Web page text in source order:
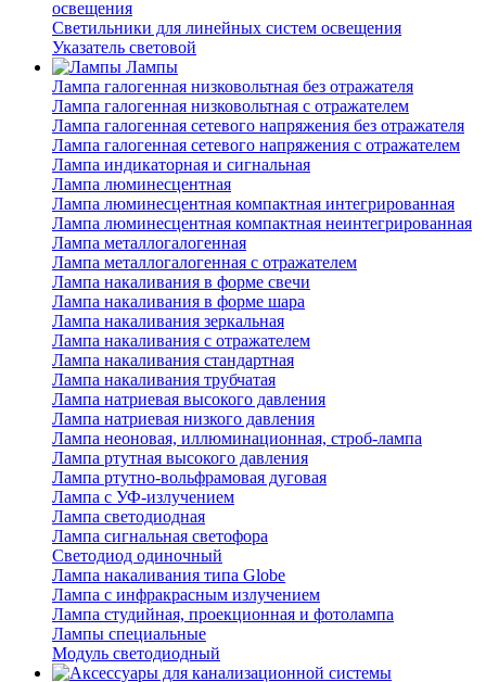
освещения
Светильники для линейных систем освещения
Указатель световой
Лампы
Лампа галогенная низковольтная без отражателя
Лампа галогенная низковольтная с отражателем
Лампа галогенная сетевого напряжения без отражателя
Лампа галогенная сетевого напряжения с отражателем
Лампа индикаторная и сигнальная
Лампа люминесцентная
Лампа люминесцентная компактная интегрированная
Лампа люминесцентная компактная неинтегрированная
Лампа металлогалогенная
Лампа металлогалогенная с отражателем
Лампа накаливания в форме свечи
Лампа накаливания в форме шара
Лампа накаливания зеркальная
Лампа накаливания с отражателем
Лампа накаливания стандартная
Лампа накаливания трубчатая
Лампа натриевая высокого давления
Лампа натриевая низкого давления
Лампа неоновая, иллюминационная, строб-лампа
Лампа ртутная высокого давления
Лампа ртутно-вольфрамовая дуговая
Лампа с УФ-излучением
Лампа светодиодная
Лампа сигнальная светофора
Светодиод одиночный
Лампа накаливания типа Globe
Лампа с инфракрасным излучением
Лампа студийная, проекционная и фотолампа
Лампы специальные
Модуль светодиодный